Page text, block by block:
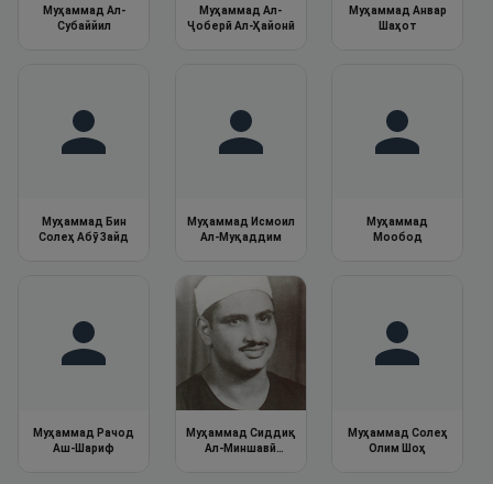
Муҳаммад Ал-
Субаййил
Муҳаммад Ал-
Ҷоберӣ Ал-Ҳайонӣ
Муҳаммад Анвар
Шаҳот
Муҳаммад Бин
Солеҳ Абӯ Зайд
Муҳаммад Исмоил
Ал-Муқаддим
Муҳаммад
Мообод
Муҳаммад Рачод
Аш-Шариф
Муҳаммад Сиддиқ
Ал-Миншавӣ
Муҳаммад Солеҳ
Олим Шоҳ